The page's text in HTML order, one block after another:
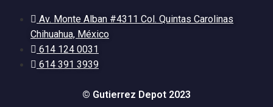
Av. Monte Alban #4311 Col. Quintas Carolinas
Chihuahua, México
614 124 0031
614 391 3939
© Gutierrez Depot 2023